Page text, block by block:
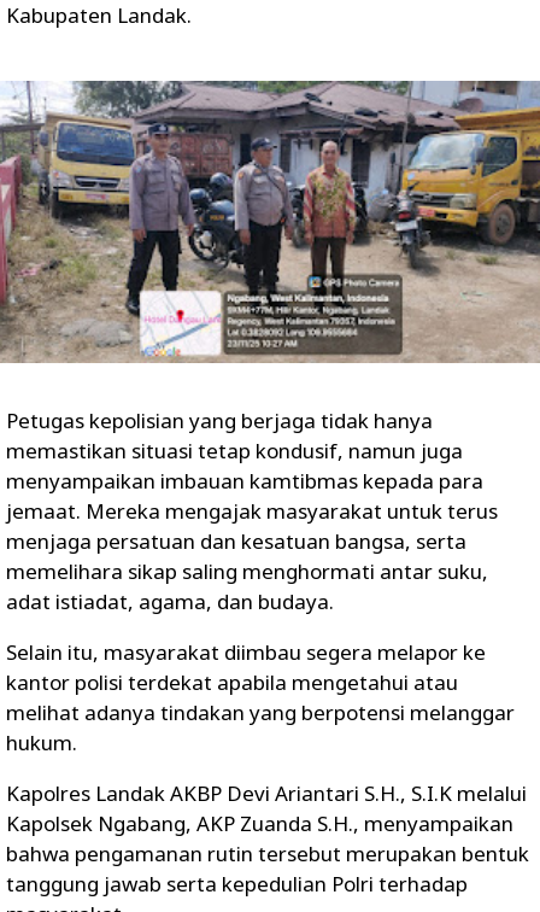
Kabupaten Landak.
Petugas kepolisian yang berjaga tidak hanya
memastikan situasi tetap kondusif, namun juga
menyampaikan imbauan kamtibmas kepada para
jemaat. Mereka mengajak masyarakat untuk terus
menjaga persatuan dan kesatuan bangsa, serta
memelihara sikap saling menghormati antar suku,
adat istiadat, agama, dan budaya.
Selain itu, masyarakat diimbau segera melapor ke
kantor polisi terdekat apabila mengetahui atau
melihat adanya tindakan yang berpotensi melanggar
hukum.
Kapolres Landak AKBP Devi Ariantari S.H., S.I.K melalui
Kapolsek Ngabang, AKP Zuanda S.H., menyampaikan
bahwa pengamanan rutin tersebut merupakan bentuk
tanggung jawab serta kepedulian Polri terhadap